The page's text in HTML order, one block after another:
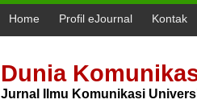
Home Profil eJournal Kontak
Dunia
Jurnal Ilmu Komunikasi